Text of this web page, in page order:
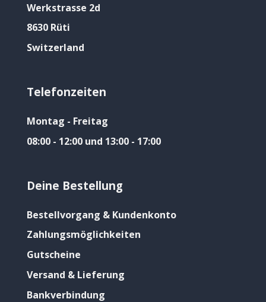
Werkstrasse 2d
8630 Rüti
Switzerland
Telefonzeiten
Montag - Freitag
08:00 - 12:00 und 13:00 - 17:00
Deine Bestellung
Bestellvorgang & Kundenkonto
Zahlungsmöglichkeiten
Gutscheine
Versand & Lieferung
Bankverbindung